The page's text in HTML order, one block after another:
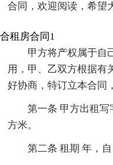
合同，欢迎阅读，希望
合租房合同1
甲方将产权属于自
用，甲、乙双方根据有
好协商，特订立本合同
第一条 甲方出租
方米。
第二条 租期 年，自